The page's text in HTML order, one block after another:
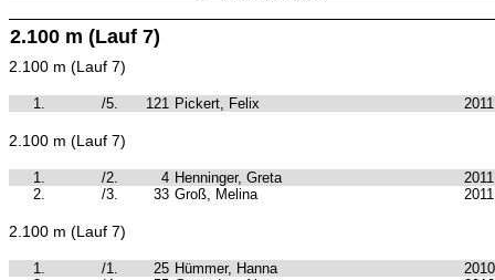
2.100 m (Lauf 7)
2.100 m (Lauf 7)
1. /5. 121 Pickert, Felix 2011
2.100 m (Lauf 7)
1. /2. 4 Henninger, Greta
2011
2.
/3. 33 Groß, Melina 2011
2.100 m (Lauf 7)
1. /1. 25 Hümmer, Hanna
2010